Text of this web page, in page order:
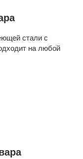
стали с
на любой